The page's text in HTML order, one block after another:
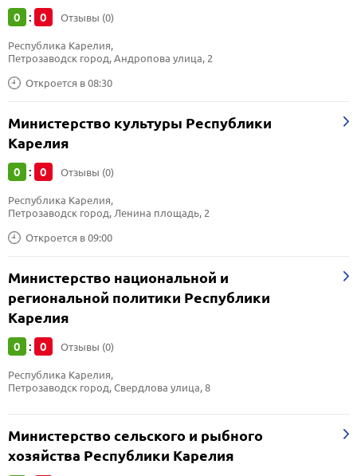
0 : 0 Отзывы (0)
Откроется в 08:30
Республика Карелия,
Петрозаводск город, Андропова улица, 2
Министерство культуры Республики
Карелия
0 : 0 Отзывы (0)
Откроется в 09:00
Республика Карелия,
Петрозаводск город, Ленина площадь, 2
Министерство национальной и
региональной политики Республики
Карелия
0 : 0 Отзывы (0)
Республика Карелия,
Петрозаводск город, Свердлова улица, 8
Министерство сельского и рыбного
хозяйства Республики Карелия